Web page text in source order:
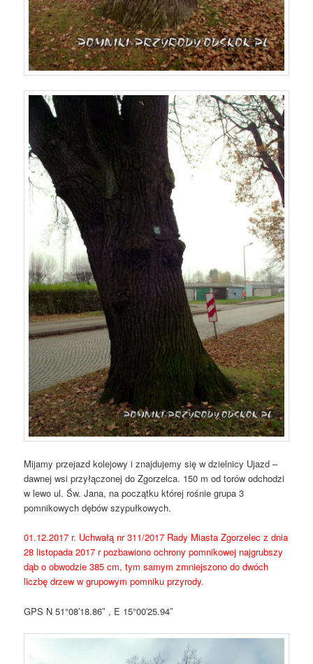
Mijamy przejazd kolejowy i znajdujemy się w dzielnicy Ujazd –
dawnej wsi przyłączonej do Zgorzelca. 150 m od torów odchodzi
w lewo ul. Św. Jana, na początku której rośnie grupa 3
pomnikowych dębów szypułkowych.
01.12.2017 r. Uchwałą nr 311/2017 Rady Miasta Zgorzelec z dnia
28 listopada 2017 r pozbawiono ochrony pomnikowej najgrubszy
dąb o obwodzie 385 cm, tym samym zmniejszono do dwóch
liczbę drzew w grupowym pomniku przyrody.
GPS N 51°08′18.86″ , E 15°00′25.94″